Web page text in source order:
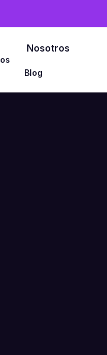
Nosotros
Blog